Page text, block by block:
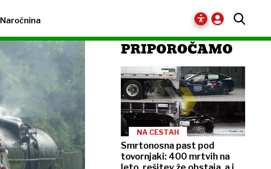
Naročnina
PRIPOROČAMO
NA CESTAH
Smrtonosna past pod
tovornjaki: 400 mrtvih na